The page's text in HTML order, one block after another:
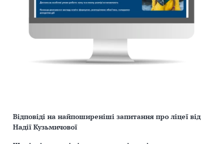
Відповіді на найпоширеніші запитання про ліцеї від
Надії Кузьмичової